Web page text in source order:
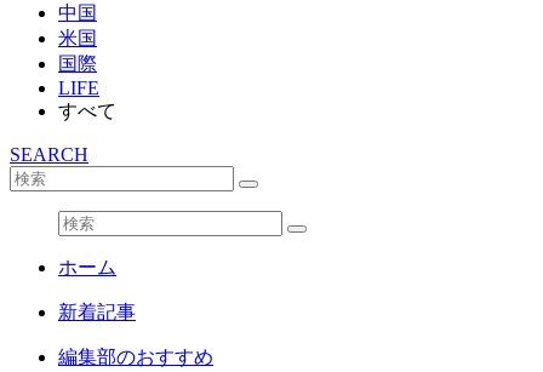
中国
米国
国際
LIFE
すべて
SEARCH
ホーム
新着記事
編集部のおすすめ